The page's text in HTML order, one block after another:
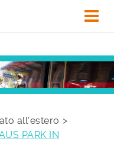
all'estero
PARK IN